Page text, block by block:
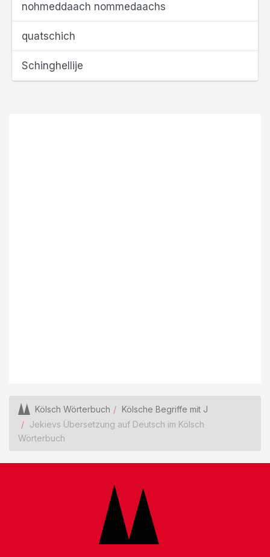
nohmeddaach nommedaachs
quatschich
Schinghellije
Kölsch Wörterbuch
Kölsche Begriffe mit J
Jekievs Übersetzung auf Deutsch im Kölsch
Wörterbuch